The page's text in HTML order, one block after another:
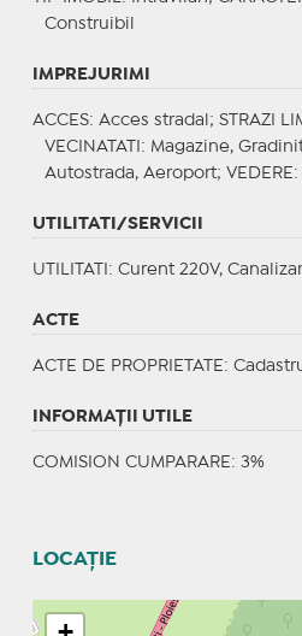
Construibil
IMPREJURIMI
ACCES: Acces stradal; STRAZI
VECINATATI : Magazine,
Autostrada, Aeroport; VEDERE :
UTILITATI/SERVICII
UTILITATI : Curent 220V,
ACTE
ACTE DE PROPRIETATE :
INFORMAŢII UTILE
COMISION CUMPARARE: 3%
LOCAȚIE